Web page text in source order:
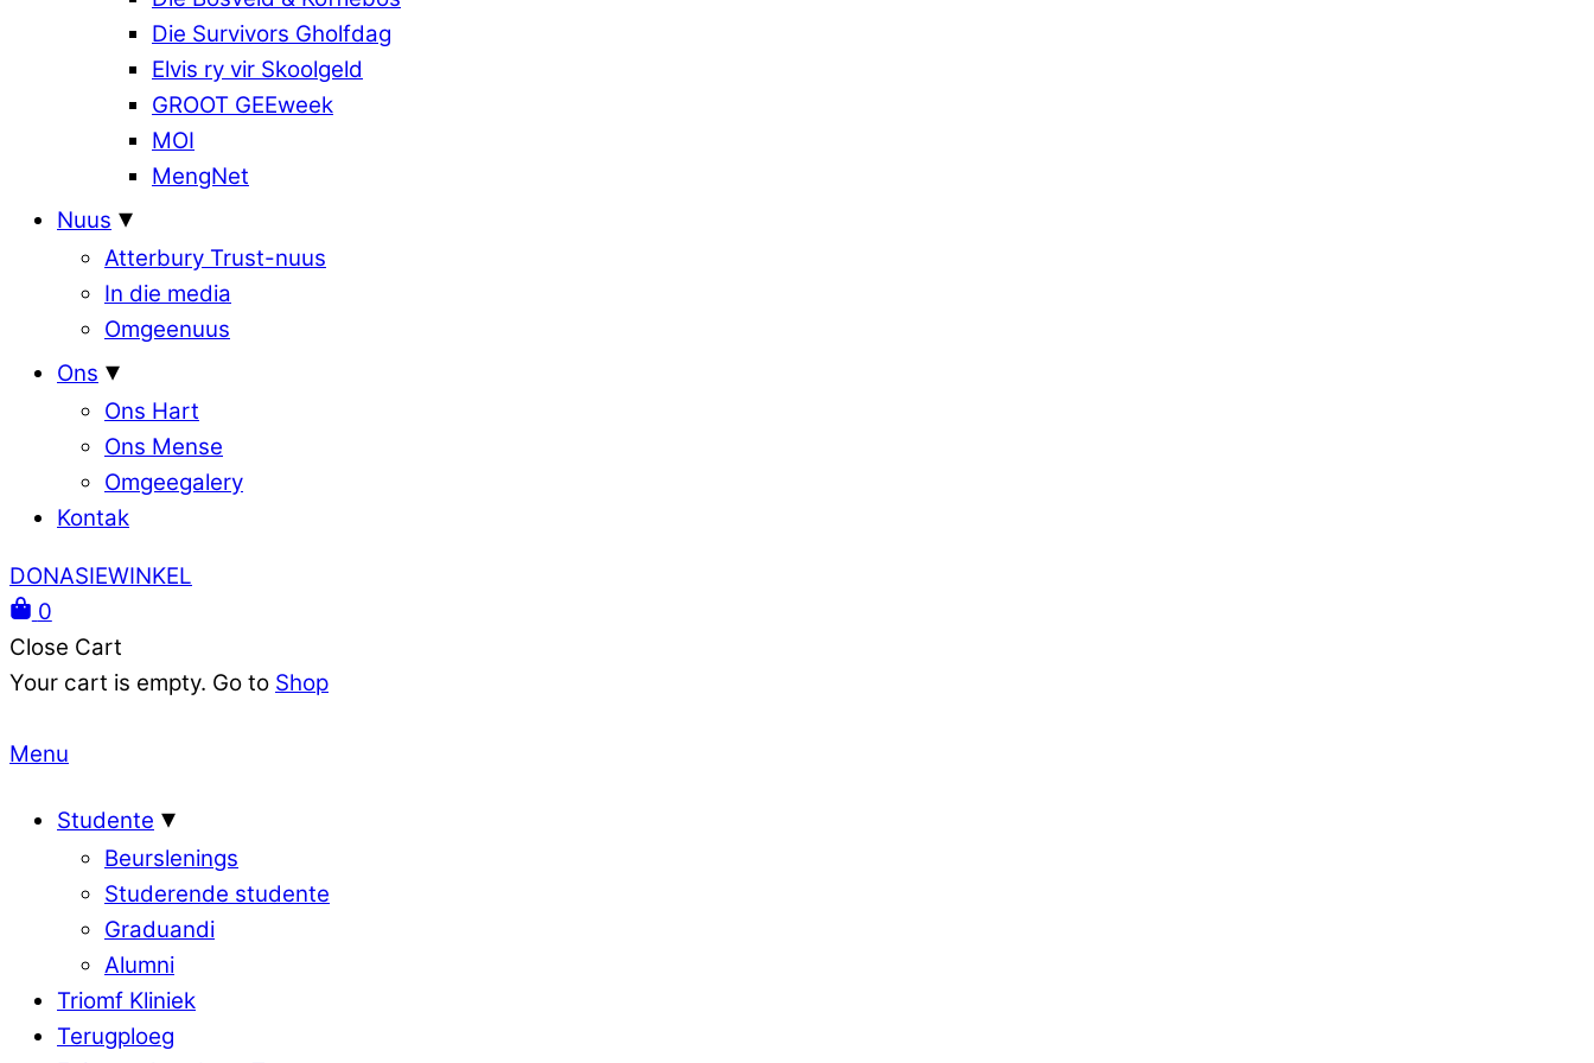
Die Survivors Gholfdag
Elvis ry vir Skoolgeld
GROOT GEEweek
MOI
MengNet
Nuus
Atterbury Trust-nuus
In die media
Omgeenuus
Ons
Ons Hart
Ons Mense
Omgeegalery
Kontak
DONASIEWINKEL
0
Close Cart
Your cart is empty. Go to Shop
Menu
Studente
Beurslenings
Studerende studente
Graduandi
Alumni
Triomf Kliniek
Terugploeg